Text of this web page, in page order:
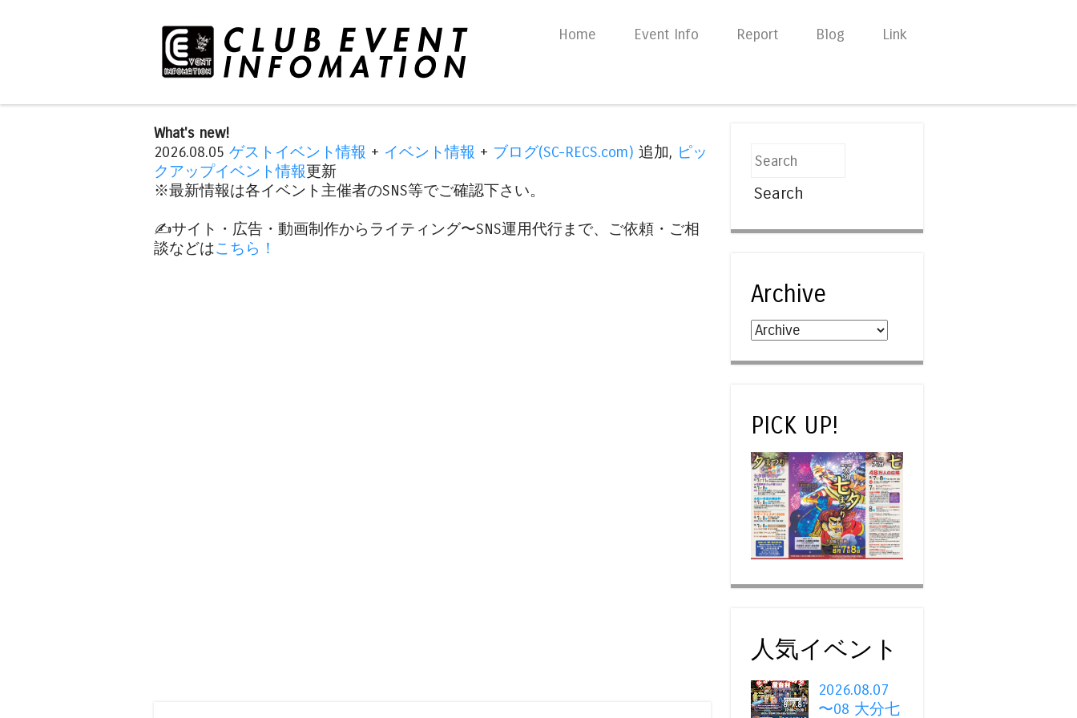
Skip to content
Home Event Info Report Blog Link
What's new!
2026.08.05 ゲストイベント情報 + イベント情報 + ブログ(SC-RECS.com) 追加, ピッ
クアップイベント情報更新
※最新情報は各イベント主催者のSNS等でご確認下さい。
✍️サイト・広告・動画制作からライティング〜SNS運用代行まで、ご依頼・ご相
談などはこちら！
Search
Archive
PICK UP!
人気イベント
2026.08.07
〜08 大分七